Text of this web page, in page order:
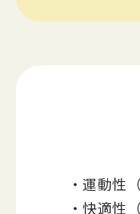
運動性
快適性